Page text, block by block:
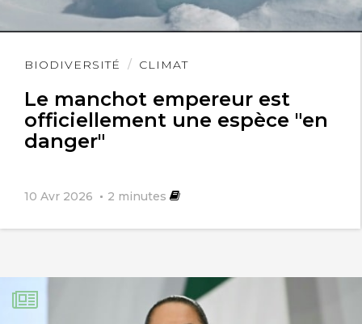
BIODIVERSITÉ CLIMAT
Le manchot empereur est
officiellement une espèce "en
danger"
10 Avr 2026 2 minutes
Lire